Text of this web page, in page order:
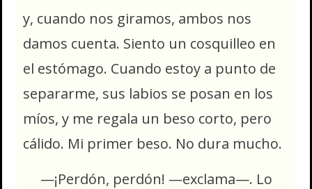
y, cuando nos giramos, ambos nos
damos cuenta. Siento un cosquilleo en
el estómago. Cuando estoy a punto de
separarme, sus labios se posan en los
míos, y me regala un beso corto, pero
cálido. Mi primer beso. No dura mucho.
—¡Perdón, perdón! —exclama—. Lo